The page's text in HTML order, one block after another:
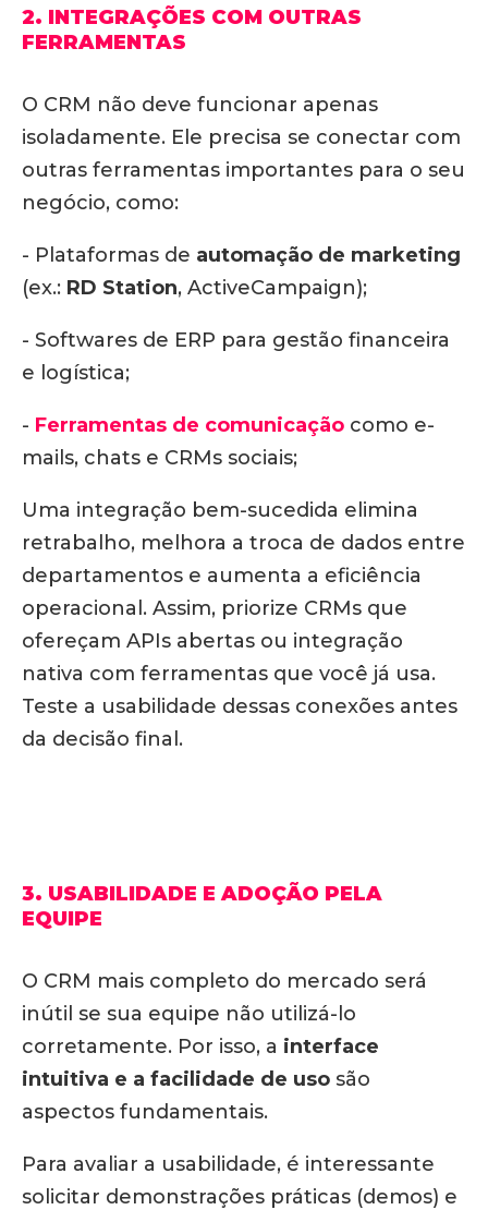
2. INTEGRAÇÕES COM OUTRAS
FERRAMENTAS
O CRM não deve funcionar apenas
isoladamente. Ele precisa se conectar com
outras ferramentas importantes para o seu
negócio, como:
- Plataformas de automação de marketing
(ex.: RD Station, ActiveCampaign);
- Softwares de ERP para gestão financeira
e logística;
- Ferramentas de comunicação como e-
mails, chats e CRMs sociais;
Uma integração bem-sucedida elimina
retrabalho, melhora a troca de dados entre
departamentos e aumenta a eficiência
operacional. Assim, priorize CRMs que
ofereçam APIs abertas ou integração
nativa com ferramentas que você já usa.
Teste a usabilidade dessas conexões antes
da decisão final.
3. USABILIDADE E ADOÇÃO PELA
EQUIPE
O CRM mais completo do mercado será
inútil se sua equipe não utilizá-lo
corretamente. Por isso, a interface
intuitiva e a facilidade de uso são
aspectos fundamentais.
Para avaliar a usabilidade, é interessante
solicitar demonstrações práticas (demos) e